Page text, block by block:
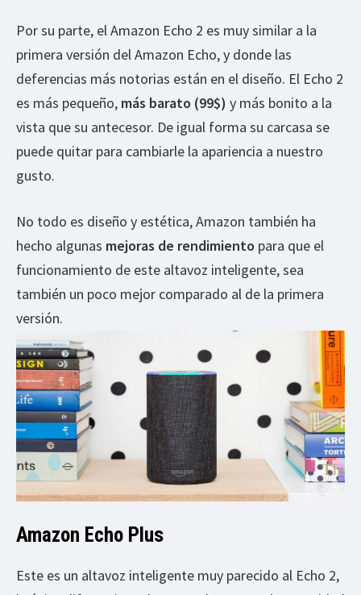
Por su parte, el Amazon Echo 2 es muy similar a la
primera versión del Amazon Echo, y donde las
deferencias más notorias están en el diseño. El Echo 2
es más pequeño, más barato (99$) y más bonito a la
vista que su antecesor. De igual forma su carcasa se
puede quitar para cambiarle la apariencia a nuestro
gusto.
No todo es diseño y estética, Amazon también ha
hecho algunas mejoras de rendimiento para que el
funcionamiento de este altavoz inteligente, sea
también un poco mejor comparado al de la primera
versión.
Amazon Echo Plus
Este es un altavoz inteligente muy parecido al Echo 2,